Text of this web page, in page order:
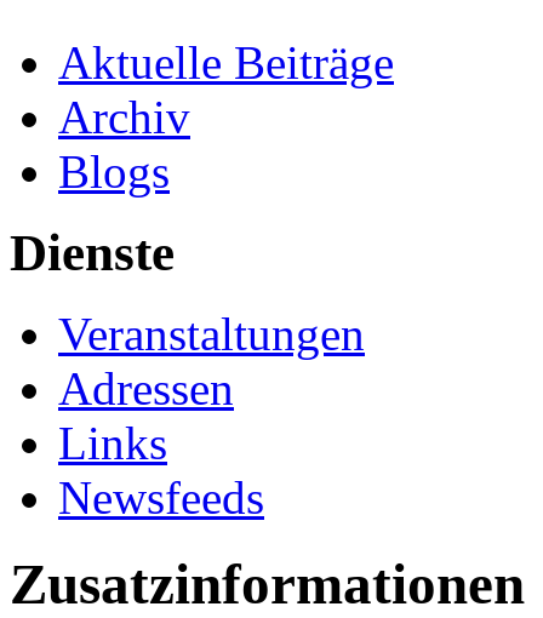
Aktuelle Beiträge
Archiv
Blogs
Dienste
Veranstaltungen
Adressen
Links
Newsfeeds
Zusatzinformationen